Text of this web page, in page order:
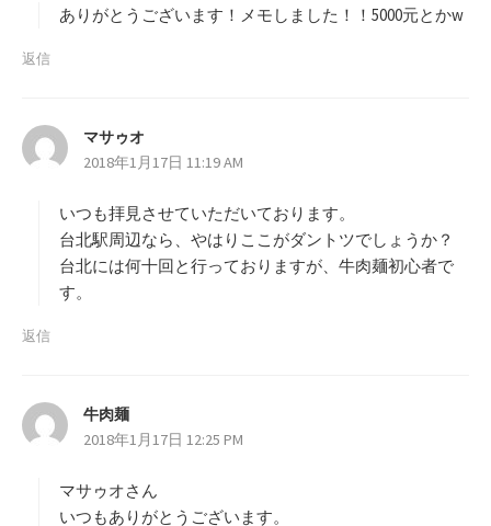
ありがとうございます！メモしました！！5000元とかw
返信
マサゥオ
り
2018年1月17日 11:19 AM
いつも拝見させていただいております。
台北駅周辺なら、やはりここがダントツでしょうか？
台北には何十回と行っておりますが、牛肉麺初心者で
す。
返信
牛肉麺
り
2018年1月17日 12:25 PM
マサゥオさん
いつもありがとうございます。